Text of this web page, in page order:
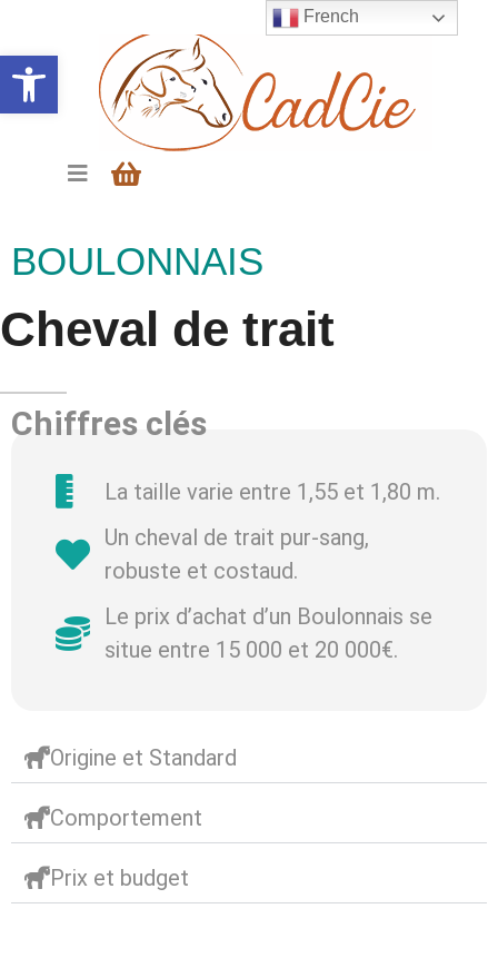
Ouvrir la barre d’outils
BOULONNAIS
Cheval de trait
Chiffres clés
La taille varie entre 1,55 et 1,80 m.
Un cheval de trait pur-sang,
robuste et costaud.
Le prix d’achat d’un Boulonnais se
situe entre 15 000 et 20 000€.
Origine et Standard
Comportement
Prix et budget
French